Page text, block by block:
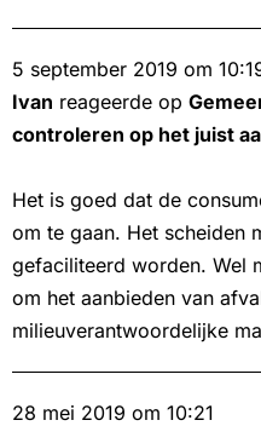
5 september 2019 om
Ivan reageerde op
controleren op het juist
Het is goed dat de
om te gaan. Het scheiden
gefaciliteerd worden. Wel
om het aanbieden van
milieuverantwoordelijke
28 mei 2019 om 10:21